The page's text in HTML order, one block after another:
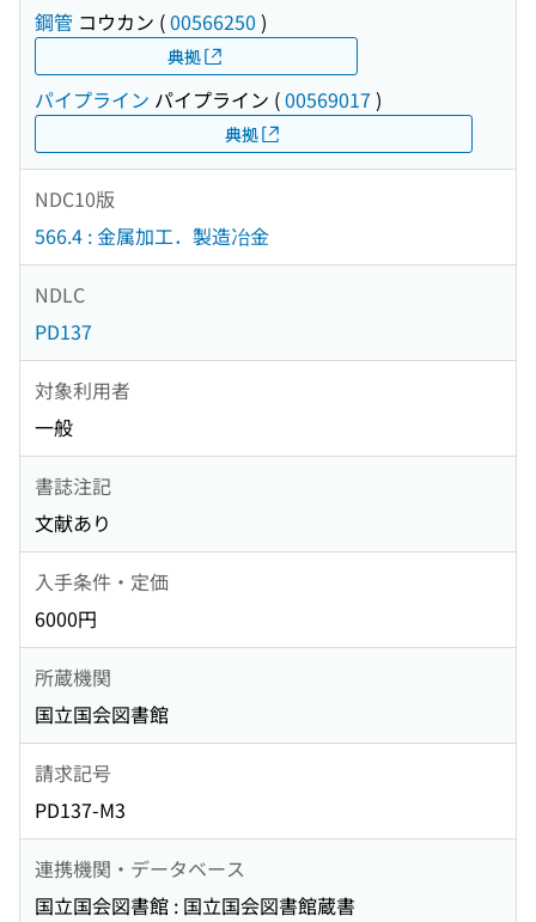
鋼管 コウカン (00566250 )
典拠
パイプライン パイプライン (00569017 )
典拠
NDC10版
566.4 : 金属加工．製造冶金
NDLC
PD137
対象利用者
一般
書誌注記
文献あり
入手条件・定価
6000円
所蔵機関
国立国会図書館
請求記号
PD137-M3
連携機関・データベース
国立国会図書館 : 国立国会図書館蔵書